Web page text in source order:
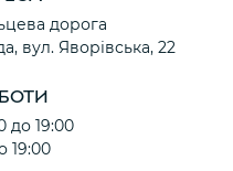
дорога
вул. Яворівська, 22
до 19:00
19:00